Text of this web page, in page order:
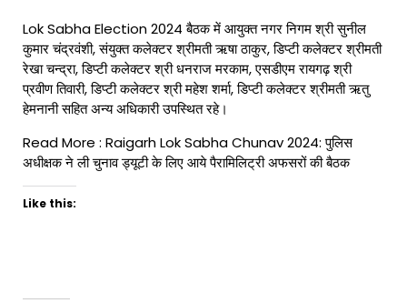
Lok Sabha Election 2024 बैठक में आयुक्त नगर निगम श्री सुनील
कुमार चंद्रवंशी, संयुक्त कलेक्टर श्रीमती ऋषा ठाकुर, डिप्टी कलेक्टर श्रीमती
रेखा चन्द्रा, डिप्टी कलेक्टर श्री धनराज मरकाम, एसडीएम रायगढ़ श्री
प्रवीण तिवारी, डिप्टी कलेक्टर श्री महेश शर्मा, डिप्टी कलेक्टर श्रीमती ऋतु
हेमनानी सहित अन्य अधिकारी उपस्थित रहे।
Read More : Raigarh Lok Sabha Chunav 2024: पुलिस
अधीक्षक ने ली चुनाव ड्यूटी के लिए आये पैरामिलिट्री अफसरों की बैठक
Like this: